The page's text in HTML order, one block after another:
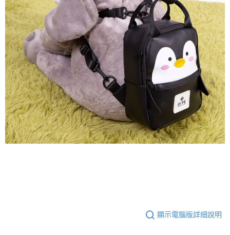
顯示電腦版詳細說明